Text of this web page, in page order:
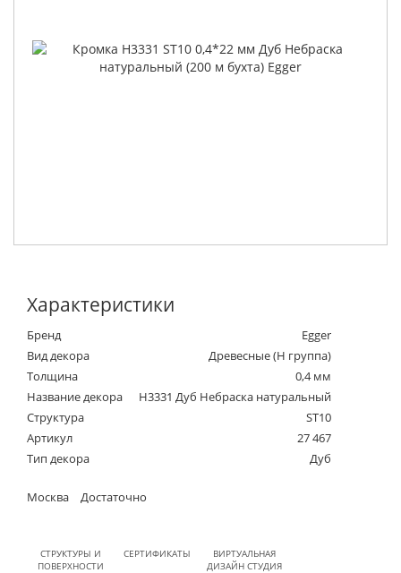
Характеристики
Бренд
Egger
Вид декора
Древесные (Н группа)
Толщина
0,4 мм
Название декора
H3331 Дуб Небраска натуральный
Структура
ST10
Артикул
27 467
Тип декора
Дуб
Москва Достаточно
СТРУКТУРЫ И
ПОВЕРХНОСТИ
СЕРТИФИКАТЫ
ВИРТУАЛЬНАЯ
ДИЗАЙН СТУДИЯ